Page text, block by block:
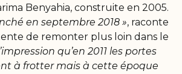
Benyahia, construite en 2005.
en septembre 2018 », raconte
de remonter plus loin dans le
qu’en 2011 les portes
à frotter mais à cette époque